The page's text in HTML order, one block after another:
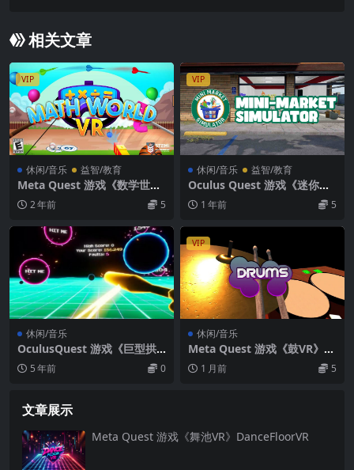
相关文章
VIP
休闲/音乐 益智/教育
Meta Quest 游戏《数学世界
VR》Math World VR
2 年前 5
VIP
休闲/音乐 益智/教育
Oculus Quest 游戏《迷你市
场模拟器 VR》Mini-Market
Simulator VR
1 年前 5
休闲/音乐
OculusQuest 游戏《巨型拱
廊》Jumbob’s Arcade
5 年前 0
VIP
休闲/音乐
Meta Quest 游戏《鼓VR》Dr
ums VR
1 月前 5
文章展示
Meta Quest 游戏《舞池VR》DanceFloorVR